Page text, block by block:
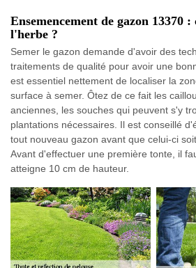
Ensemencement de gazon 13370
l'herbe ?
Semer le gazon demande d'avoir des
traitements de qualité pour avoir une
est essentiel nettement de localiser la
surface à semer. Ôtez de ce fait les
anciennes, les souches qui peuvent s'y
plantations nécessaires. Il est conseillé
tout nouveau gazon avant que celui-ci
Avant d'effectuer une première tonte, il
atteigne 10 cm de hauteur.